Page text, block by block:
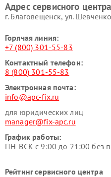
Адрес сервисного
г. Благовещенск, ул.
Горячая линия:
+7 (800) 301-55-83
Контактный телефон:
8 (800) 301-55-83
Электронная почта:
info@apc-fix.ru
для юридических лиц
manager@fix-apc.ru
График работы:
ПН-ВСК с 9:00 до 21:00 без
Рейтинг сервисного центра